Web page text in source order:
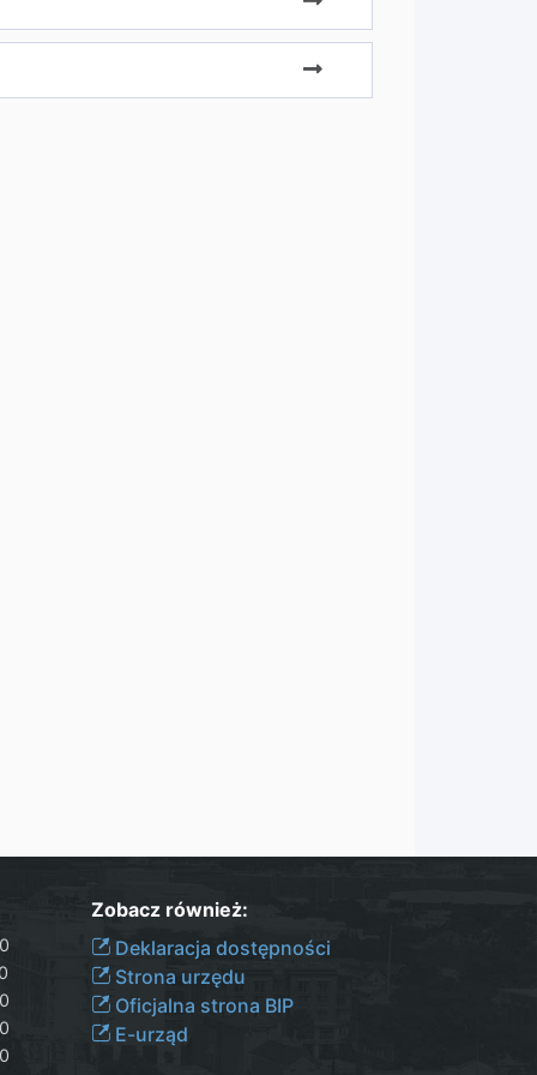
Zobacz również:
Deklaracja dostępności
Strona urzędu
Oficjalna strona BIP
E-urząd